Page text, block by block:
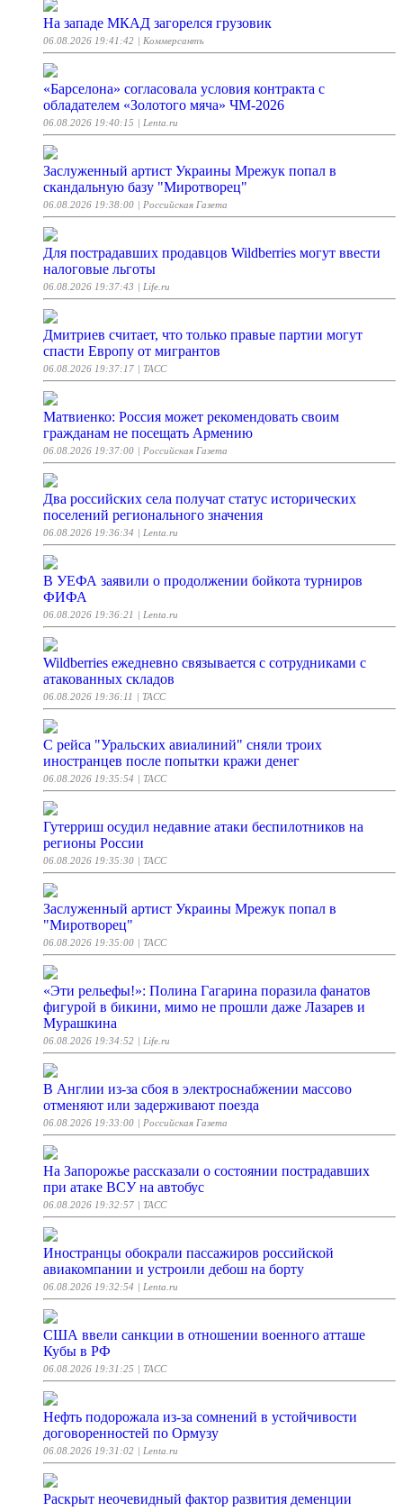
На западе МКАД загорелся грузовик
06.08.2026 19:41:42 | Коммерсантъ
«Барселона» согласовала условия контракта с
обладателем «Золотого мяча» ЧМ-2026
06.08.2026 19:40:15 | Lenta.ru
Заслуженный артист Украины Мрежук попал в
скандальную базу "Миротворец"
06.08.2026 19:38:00 | Российская Газета
Для пострадавших продавцов Wildberries могут ввести
налоговые льготы
06.08.2026 19:37:43 | Life.ru
Дмитриев считает, что только правые партии могут
спасти Европу от мигрантов
06.08.2026 19:37:17 | ТАСС
Матвиенко: Россия может рекомендовать своим
гражданам не посещать Армению
06.08.2026 19:37:00 | Российская Газета
Два российских села получат статус исторических
поселений регионального значения
06.08.2026 19:36:34 | Lenta.ru
В УЕФА заявили о продолжении бойкота турниров
ФИФА
06.08.2026 19:36:21 | Lenta.ru
Wildberries ежедневно связывается с сотрудниками с
атакованных складов
06.08.2026 19:36:11 | ТАСС
С рейса "Уральских авиалиний" сняли троих
иностранцев после попытки кражи денег
06.08.2026 19:35:54 | ТАСС
Гутерриш осудил недавние атаки беспилотников на
регионы России
06.08.2026 19:35:30 | ТАСС
Заслуженный артист Украины Мрежук попал в
"Миротворец"
06.08.2026 19:35:00 | ТАСС
«Эти рельефы!»: Полина Гагарина поразила фанатов
фигурой в бикини, мимо не прошли даже Лазарев и
Мурашкина
06.08.2026 19:34:52 | Life.ru
В Англии из-за сбоя в электроснабжении массово
отменяют или задерживают поезда
06.08.2026 19:33:00 | Российская Газета
На Запорожье рассказали о состоянии пострадавших
при атаке ВСУ на автобус
06.08.2026 19:32:57 | ТАСС
Иностранцы обокрали пассажиров российской
авиакомпании и устроили дебош на борту
06.08.2026 19:32:54 | Lenta.ru
США ввели санкции в отношении военного атташе
Кубы в РФ
06.08.2026 19:31:25 | ТАСС
Нефть подорожала из-за сомнений в устойчивости
договоренностей по Ормузу
06.08.2026 19:31:02 | Lenta.ru
Раскрыт неочевидный фактор развития деменции